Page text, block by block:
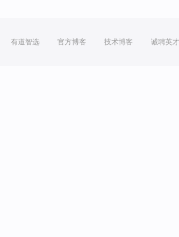
有道智选 官方博客 技术博客 诚聘英才